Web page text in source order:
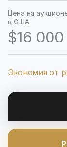
Цена на
в США:
$16 000
Экономия от